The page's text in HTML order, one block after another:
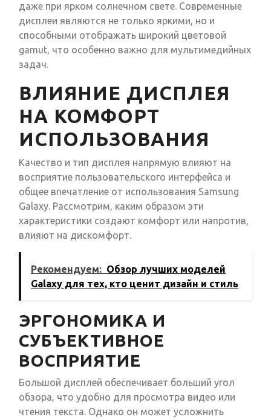
даже при ярком солнечном свете. Современные
дисплеи являются не только яркими, но и
способными отображать широкий цветовой
gamut, что особенно важно для мультимедийных
задач.
ВЛИЯНИЕ ДИСПЛЕЯ
НА КОМФОРТ
ИСПОЛЬЗОВАНИЯ
Качество и тип дисплея напрямую влияют на
восприятие пользовательского интерфейса и
общее впечатление от использования Samsung
Galaxy. Рассмотрим, каким образом эти
характеристики создают комфорт или напротив,
влияют на дискомфорт.
Рекомендуем: Обзор лучших моделей
Galaxy для тех, кто ценит дизайн и стиль
ЭРГОНОМИКА И
СУБЪЕКТИВНОЕ
ВОСПРИЯТИЕ
Большой дисплей обеспечивает больший угол
обзора, что удобно для просмотра видео или
чтения текста. Однако он может усложнить